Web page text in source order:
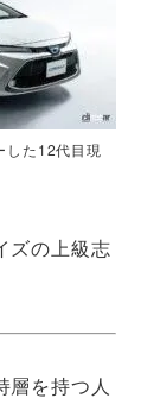
した12代目現
ズの上級志
層を持つ人